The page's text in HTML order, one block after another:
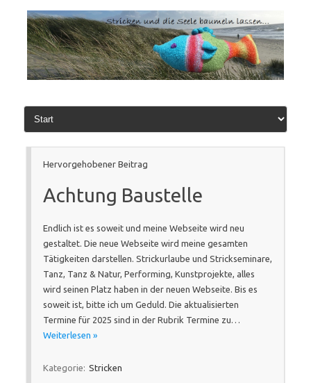
Inhalt
springen
Hervorgehobener Beitrag
Achtung Baustelle
Endlich ist es soweit und meine Webseite wird neu
gestaltet. Die neue Webseite wird meine gesamten
Tätigkeiten darstellen. Strickurlaube und Strickseminare,
Tanz, Tanz & Natur, Performing, Kunstprojekte, alles
wird seinen Platz haben in der neuen Webseite. Bis es
soweit ist, bitte ich um Geduld. Die aktualisierten
Termine für 2025 sind in der Rubrik Termine zu…
Weiterlesen »
Kategorie: Stricken